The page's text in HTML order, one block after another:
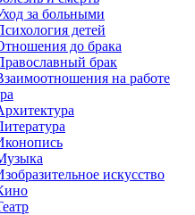
за больными
детей
до брака
брак
на работе
искусство